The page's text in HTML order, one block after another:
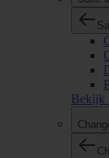
Bekijk